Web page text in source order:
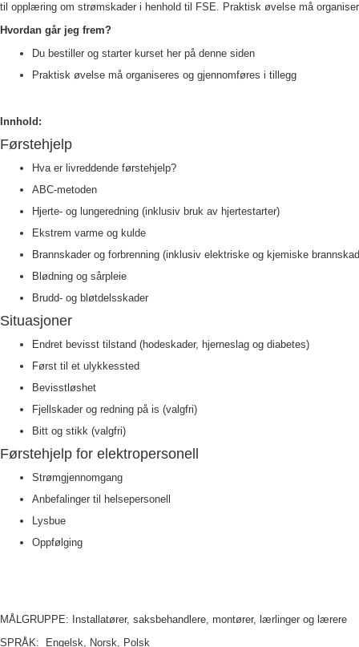
til opplæring om strømskader i henhold til FSE. Praktisk øvelse må
Hvordan går jeg frem?
Du bestiller og starter kurset her på denne siden
Praktisk øvelse må organiseres og gjennomføres i tillegg
Innhold:
Førstehjelp
Hva er livreddende førstehjelp?
ABC-metoden
Hjerte- og lungeredning (inklusiv bruk av hjertestarter)
Ekstrem varme og kulde
Brannskader og forbrenning (inklusiv elektriske og kjemiske
Blødning og sårpleie
Brudd- og bløtdelsskader
Situasjoner
Endret bevisst tilstand (hodeskader, hjerneslag og diabetes)
Først til et ulykkessted
Bevisstløshet
Fjellskader og redning på is (valgfri)
Bitt og stikk (valgfri)
Førstehjelp for elektropersonell
Strømgjennomgang
Anbefalinger til helsepersonell
Lysbue
Oppfølging
MÅLGRUPPE: Installatører, saksbehandlere, montører, lærlinger og lærere
SPRÅK:
Engelsk, Norsk, Polsk